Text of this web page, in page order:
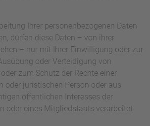
Ihrer personenbezogenen Daten
dürfen diese Daten – von ihrer
– nur mit Ihrer Einwilligung oder zur
oder Verteidigung von
zum Schutz der Rechte einer
oder juristischen Person oder aus
öffentlichen Interesses der
oder eines Mitgliedstaats verarbeitet